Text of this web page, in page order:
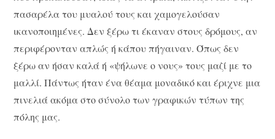
πασαρέλα του μυαλού τους και χαμογελούσαν
ικανοποιημένες. Δεν ξέρω τι έκαναν στους δρόμους, αν
περιφέρονταν απλώς ή κάπου πήγαιναν. Όπως δεν
ξέρω αν ήσαν καλά ή «ψήλωνε ο νους» τους μαζί με το
μαλλί. Πάντως ήταν ένα θέαμα μοναδικό και έριχνε μια
πινελιά ακόμα στο σύνολο των γραφικών τύπων της
πόλης μας.